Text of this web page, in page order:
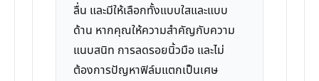
ลื่น และมีให้เลือกทั้งแบบใสและแบบ
ด้าน หากคุณให้ความสำคัญกับความ
แนบสนิท การลดรอยนิ้วมือ และไม่
ต้องการปัญหาฟิล์มแตกเป็นเศษ